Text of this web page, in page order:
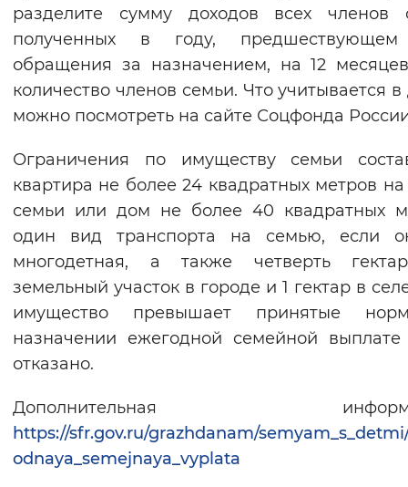
разделите сумму доходов всех членов
полученных в году,
обращения за назначением, на 12
количество членов семьи. Что учитывается в
можно посмотреть на сайте Соцфонда
Ограничения по имуществу семьи
квартира не более 24 квадратных метров
семьи или дом не более 40 квадратных
один вид транспорта на семью, если
многодетная, а также четверть
земельный участок в городе и 1 гектар в
имущество превышает принятые
назначении ежегодной семейной выплате
отказано.
Дополнительная
https://sfr.gov.ru/grazhdanam/
odnaya_semejnaya_vyplata